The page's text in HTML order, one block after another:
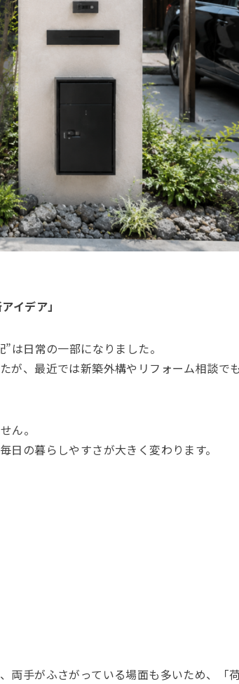
イデア」
は日常の一部になりました。
が、最近では新築外構やリフォーム相談で
ん。
の暮らしやすさが大きく変わります。
両手がふさがっている場面も多いため、「